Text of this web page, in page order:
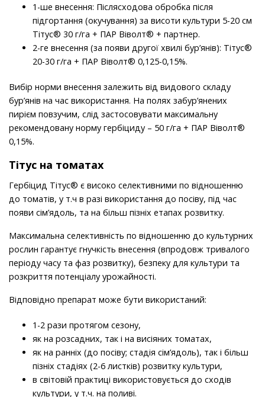
1-ше внесення: Післясходова обробка після
підгортання (окучування) за висоти культури 5-20 см
Тітус® 30 г/га + ПАР Віволт® + партнер.
2-ге внесення (за появи другої хвилі бур’янів): Тітус®
20-30 г/га + ПАР Віволт® 0,125-0,15%.
Вибір норми внесення залежить від видового складу
бур’янів на час використання. На полях забур’янених
пирієм повзучим, слід застосовувати максимальну
рекомендовану норму гербіциду – 50 г/га + ПАР Віволт®
0,15%.
Тітус на томатах
Гербіцид Тітус® є високо селективними по відношенню
до томатів, у т.ч в разі використання до посіву, під час
появи сім’ядоль, та на більш пізніх етапах розвитку.
Максимальна селективність по відношенню до культурних
рослин гарантує гнучкість внесення (впродовж тривалого
періоду часу та фаз розвитку), безпеку для культури та
розкриття потенціалу урожайності.
Відповідно препарат може бути використаний:
1-2 рази протягом сезону,
як на розсадних, так і на висіяних томатах,
як на ранніх (до посіву; стадія сім’ядоль), так і більш
пізніх стадіях (2-6 листків) розвитку культури,
в світовій практиці використовується до сходів
культури, у т.ч. на поливі.